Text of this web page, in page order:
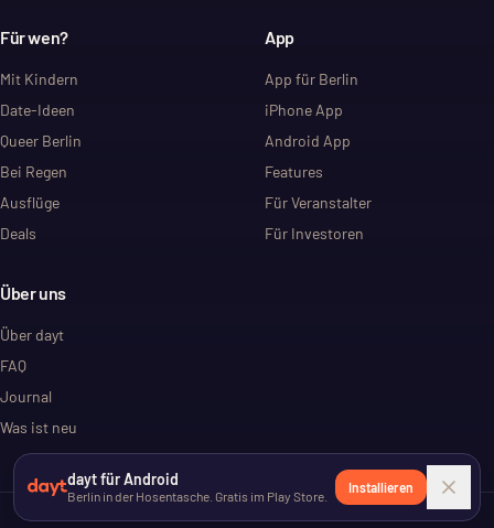
Für wen?
Mit Kindern
Date-Ideen
Queer Berlin
Bei Regen
Ausflüge
Deals
App
App für Berlin
iPhone App
Android App
Features
Für Veranstalter
Für Investoren
Über uns
Über dayt
FAQ
Journal
Was ist neu
dayt für Android
Berlin in der Hosentasche. Gratis im Play Store.
Installieren